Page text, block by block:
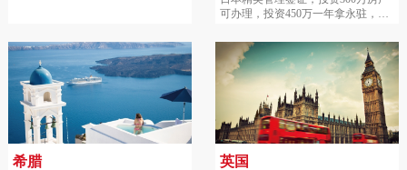
可办理，投资450万一年拿永驻，年
希腊 英国